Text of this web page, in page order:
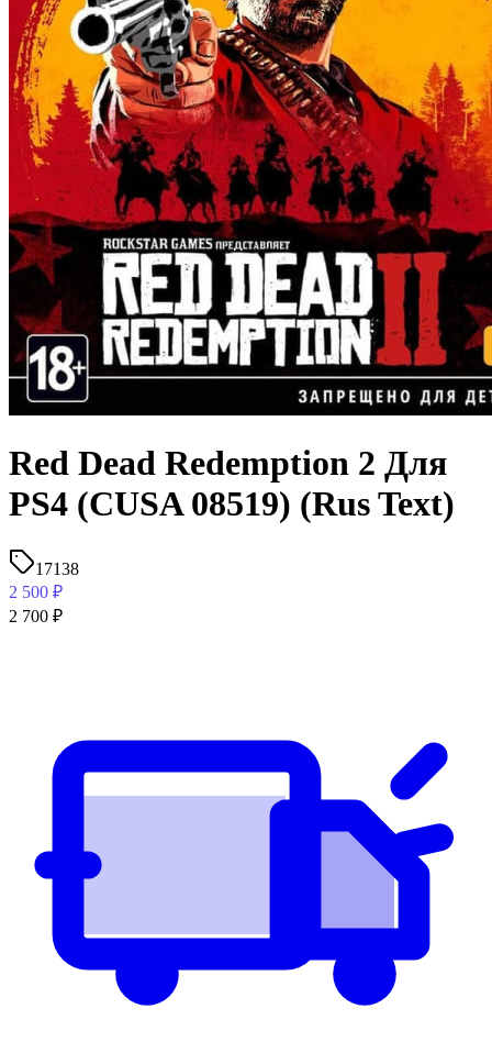
Red Dead Redemption 2 Для
PS4 (CUSA 08519) (Rus Text)
17138
2 500 ₽
2 700 ₽